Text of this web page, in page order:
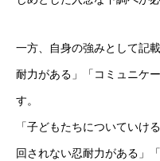
一方、自身の強みとして記
耐力がある」「コミュニケ
す。
「子どもたちについていけ
回されない忍耐力がある」